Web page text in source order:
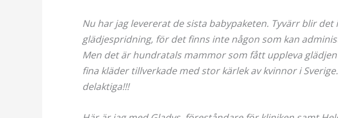
Nu har jag levererat de sista babypaketen. Tyvärr blir
glädjespridning, för det finns inte någon som kan
Men det är hundratals mammor som fått uppleva
fina kläder tillverkade med stor kärlek av kvinnor i Sverige.
delaktiga!!!